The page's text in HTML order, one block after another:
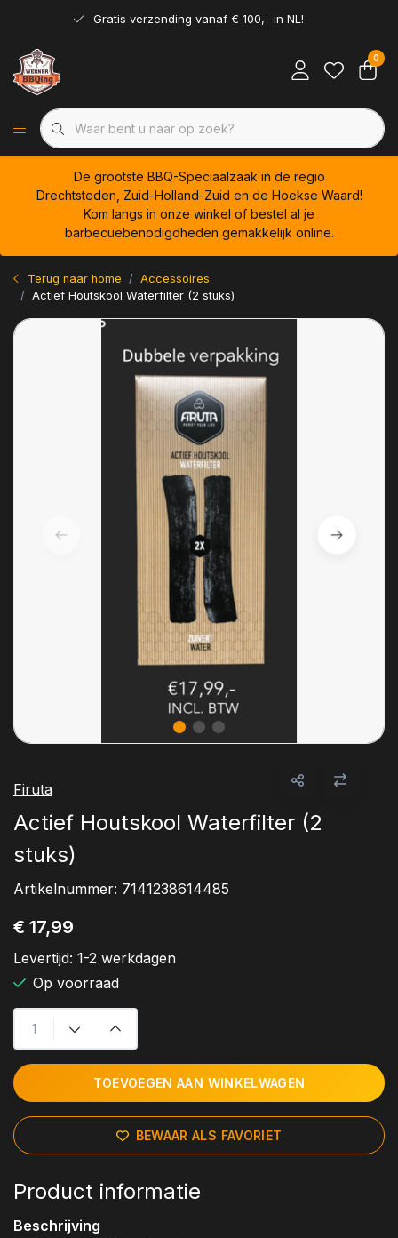
Gratis verzending vanaf € 100,- in NL!
0
De grootste BBQ-Speciaalzaak in de regio
Drechtsteden, Zuid-Holland-Zuid en de Hoekse Waard!
Kom langs in onze winkel of bestel al je
barbecuebenodigdheden gemakkelijk online.
Terug naar home
Accessoires
Actief Houtskool Waterfilter (2 stuks)
Firuta
Actief Houtskool Waterfilter (2
stuks)
Artikelnummer: 7141238614485
€ 17,99
Levertijd: 1-2 werkdagen
Op voorraad
TOEVOEGEN AAN WINKELWAGEN
BEWAAR ALS FAVORIET
Product informatie
Beschrijving